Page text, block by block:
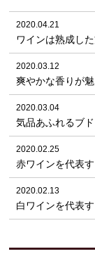
2020.04.21
ワインは熟成し
2020.03.12
爽やかな香りが
2020.03.04
気品あふれるブ
2020.02.25
赤ワインを代表
2020.02.13
白ワインを代表